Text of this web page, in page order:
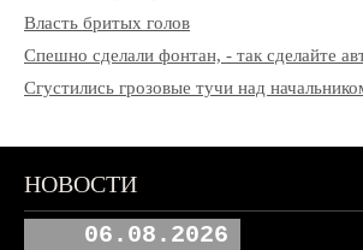
Власть бритых голов
Спешно сделали фонтан, - так сделайте
Сгустились грозовые тучи над
НОВОСТИ
06.08.2026